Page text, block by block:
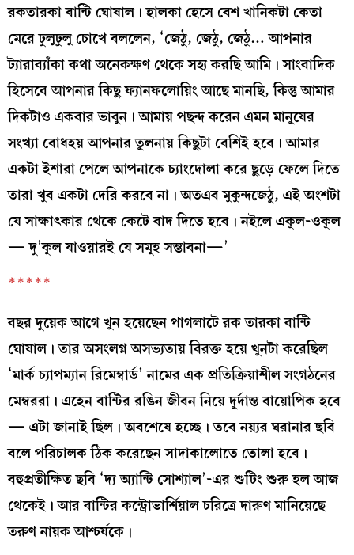
রকতারকা বান্টি ঘোষাল। হালকা হেসে বেশ খানিকটা কেতা
মেরে ঢুলুঢুলু চোখে বললেন, ‘জেঠু, জেঠু, জেঠু… আপনার
ট্যারাব্যাঁকা কথা অনেকক্ষণ থেকে সহ্য করছি আমি। সাংবাদিক
হিসেবে আপনার কিছু ফ্যানফলোয়িং আছে মানছি, কিন্তু আমার
দিকটাও একবার ভাবুন। আমায় পছন্দ করেন এমন মানুষের
সংখ্যা বোধহয় আপনার তুলনায় কিছুটা বেশিই হবে। আমার
একটা ইশারা পেলে আপনাকে চ্যাংদোলা করে ছুড়ে ফেলে দিতে
তারা খুব একটা দেরি করবে না। অতএব মুকুন্দজেঠু, এই অংশটা
যে সাক্ষাৎকার থেকে কেটে বাদ দিতে হবে। নইলে একূল-ওকূল
— দু’কূল যাওয়ারই যে সমূহ সম্ভাবনা—’
*****
বছর দুয়েক আগে খুন হয়েছেন পাগলাটে রক তারকা বান্টি
ঘোষাল। তার অসংলগ্ন অসভ্যতায় বিরক্ত হয়ে খুনটা করেছিল
‘মার্ক চ্যাপম্যান রিমেম্বার্ড’ নামের এক প্রতিক্রিয়াশীল সংগঠনের
মেম্বররা। এহেন বান্টির রঙিন জীবন নিয়ে দুর্দান্ত বায়োপিক হবে
— এটা জানাই ছিল। অবশেষে হচ্ছে। তবে নয়্যর ঘরানার ছবি
বলে পরিচালক ঠিক করেছেন সাদাকালোতে তোলা হবে।
বহুপ্রতীক্ষিত ছবি ‘দ্য অ্যান্টি সোশ্যাল’-এর শুটিং শুরু হল আজ
থেকেই। আর বান্টির কন্ট্রোভার্শিয়াল চরিত্রে দারুণ মানিয়েছে
তরুণ নায়ক আশ্চর্যকে।